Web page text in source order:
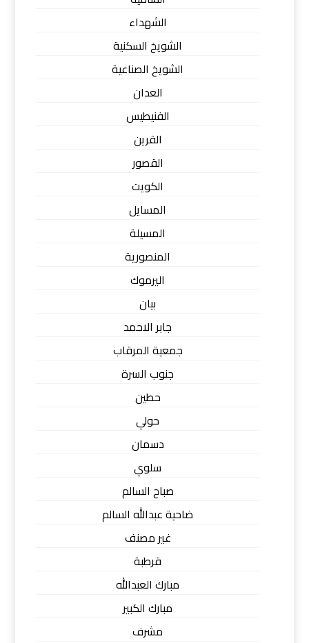
الشهداء
الشويخ السكنية
الشويخ الصناعية
العدان
الفنيطيس
القرين
القصور
الكويت
المسايل
المسيلة
المنصورية
اليرموك
بيان
جابر الاحمد
جمعية المرقاب
جنوب السرة
حطين
حولي
دسمان
سلوي
صباح السالم
ضاحية عبدالله السالم
غير مصنف
قرطبة
مبارك العبدالله
مبارك الكبير
مشرف